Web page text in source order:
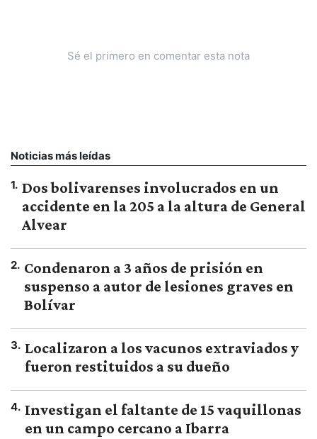
Sé el primero en comentar esta nota
Noticias más leídas
1. Dos bolivarenses involucrados en un
accidente en la 205 a la altura de General
Alvear
2. Condenaron a 3 años de prisión en
suspenso a autor de lesiones graves en
Bolívar
3. Localizaron a los vacunos extraviados y
fueron restituidos a su dueño
4. Investigan el faltante de 15 vaquillonas
en un campo cercano a Ibarra